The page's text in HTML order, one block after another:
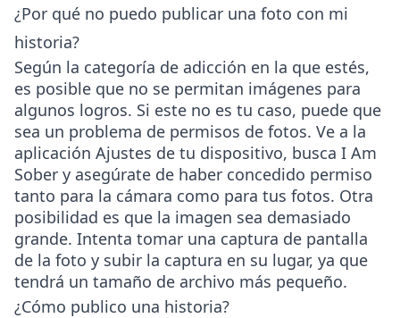
¿Por qué no puedo publicar una foto con mi
historia?
Según la categoría de adicción en la que estés,
es posible que no se permitan imágenes para
algunos logros. Si este no es tu caso, puede que
sea un problema de permisos de fotos. Ve a la
aplicación Ajustes de tu dispositivo, busca I Am
Sober y asegúrate de haber concedido permiso
tanto para la cámara como para tus fotos. Otra
posibilidad es que la imagen sea demasiado
grande. Intenta tomar una captura de pantalla
de la foto y subir la captura en su lugar, ya que
tendrá un tamaño de archivo más pequeño.
¿Cómo publico una historia?